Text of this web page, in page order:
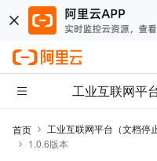
工业互联网平
首页 工业互联网平台（文档停
1.0.6版本